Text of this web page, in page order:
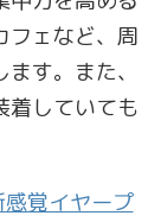
フェなど、周
す。また、
着していても
覚イヤープ